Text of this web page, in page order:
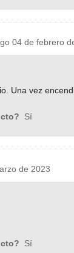
04 de febrero
Una vez
Sí
de 2023
Sí